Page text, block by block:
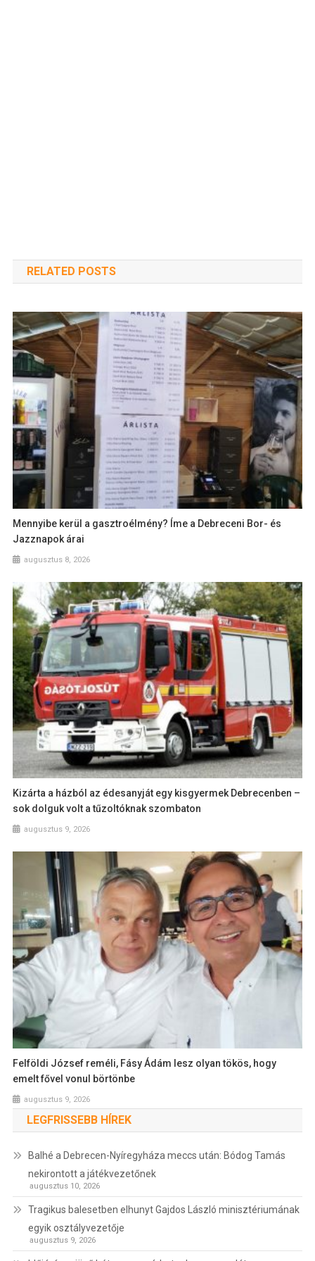
RELATED POSTS
Mennyibe kerül a gasztroélmény? Íme a Debreceni Bor- és
Jazznapok árai
augusztus 8, 2026
Kizárta a házból az édesanyját egy kisgyermek Debrecenben –
sok dolguk volt a tűzoltóknak szombaton
augusztus 9, 2026
Felföldi József reméli, Fásy Ádám lesz olyan tökös, hogy
emelt fővel vonul börtönbe
augusztus 9, 2026
LEGFRISSEBB HÍREK
Balhé a Debrecen-Nyíregyháza meccs után: Bódog Tamás
nekirontott a játékvezetőnek
augusztus 10, 2026
Tragikus balesetben elhunyt Gajdos László minisztériumának
egyik osztályvezetője
augusztus 9, 2026